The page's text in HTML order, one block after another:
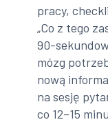
pracy,
„Co z tego
90-
mózg
nową
na sesję
co 12–15